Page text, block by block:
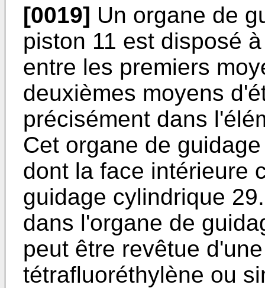
[0019] Un organe de
piston 11 est disposé
entre les premiers
deuxièmes moyens
précisément dans
Cet organe de
dont la face intérieure
guidage cylindrique
dans l'organe de
peut être revêtue
tétrafluoréthylène ou